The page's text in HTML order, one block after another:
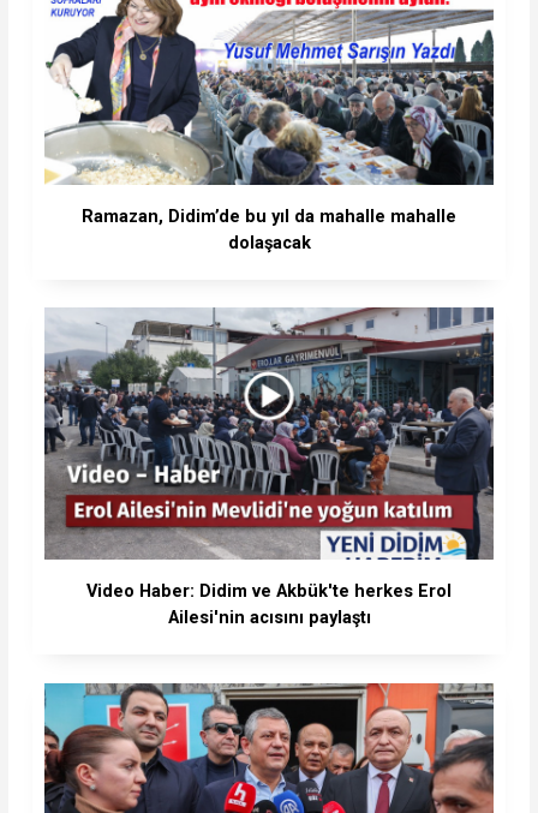
Ramazan, Didim’de bu yıl da mahalle mahalle
dolaşacak
Video Haber: Didim ve Akbük'te herkes Erol
Ailesi'nin acısını paylaştı